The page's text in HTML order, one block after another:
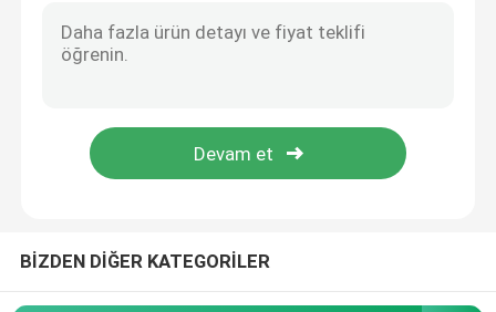
Dişli Boru Bağlantısı
Paslanmaz Çelik Kör Flanş
Kaynak boyunlu flanş
BİZDEN DİĞER KATEGORİLER